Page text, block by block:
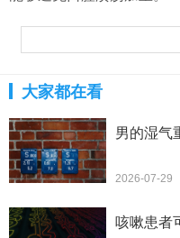
大家都在看
男的湿气
2026-07-29
咳嗽患者